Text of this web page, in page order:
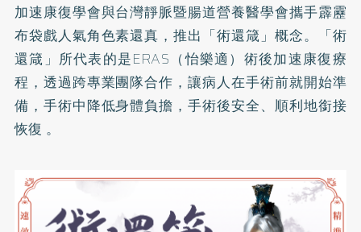
加速康復學會與台灣靜脈暨腸道營養醫學會攜手霹靂
布袋戲人氣角色素還真，推出「術還箴」概念。「術
還箴」所代表的是ERAS（怡樂適）術後加速康復療
程，透過跨專業團隊合作，讓病人在手術前就開始準
備，手術中降低身體負擔，手術後安全、順利地銜接
恢復 。